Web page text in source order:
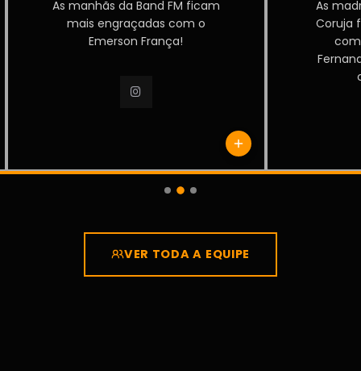
As manhãs da Band FM ficam
mais engraçadas com o
Emerson França!
As
Coruja
VER TODA A EQUIPE